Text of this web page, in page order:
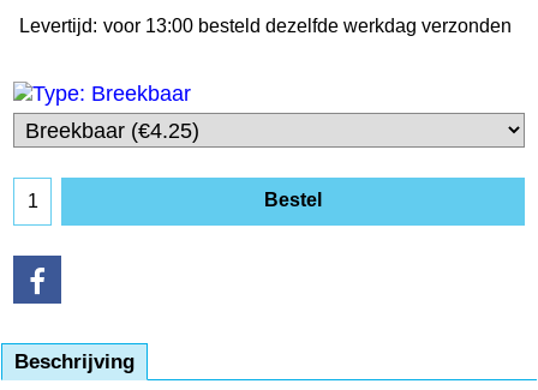
Levertijd: voor 13:00 besteld dezelfde werkdag verzonden
Bestel
Beschrijving